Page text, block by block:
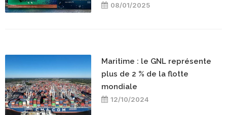
08/01/2025
Maritime : le GNL représente
plus de 2 % de la flotte
mondiale
12/10/2024